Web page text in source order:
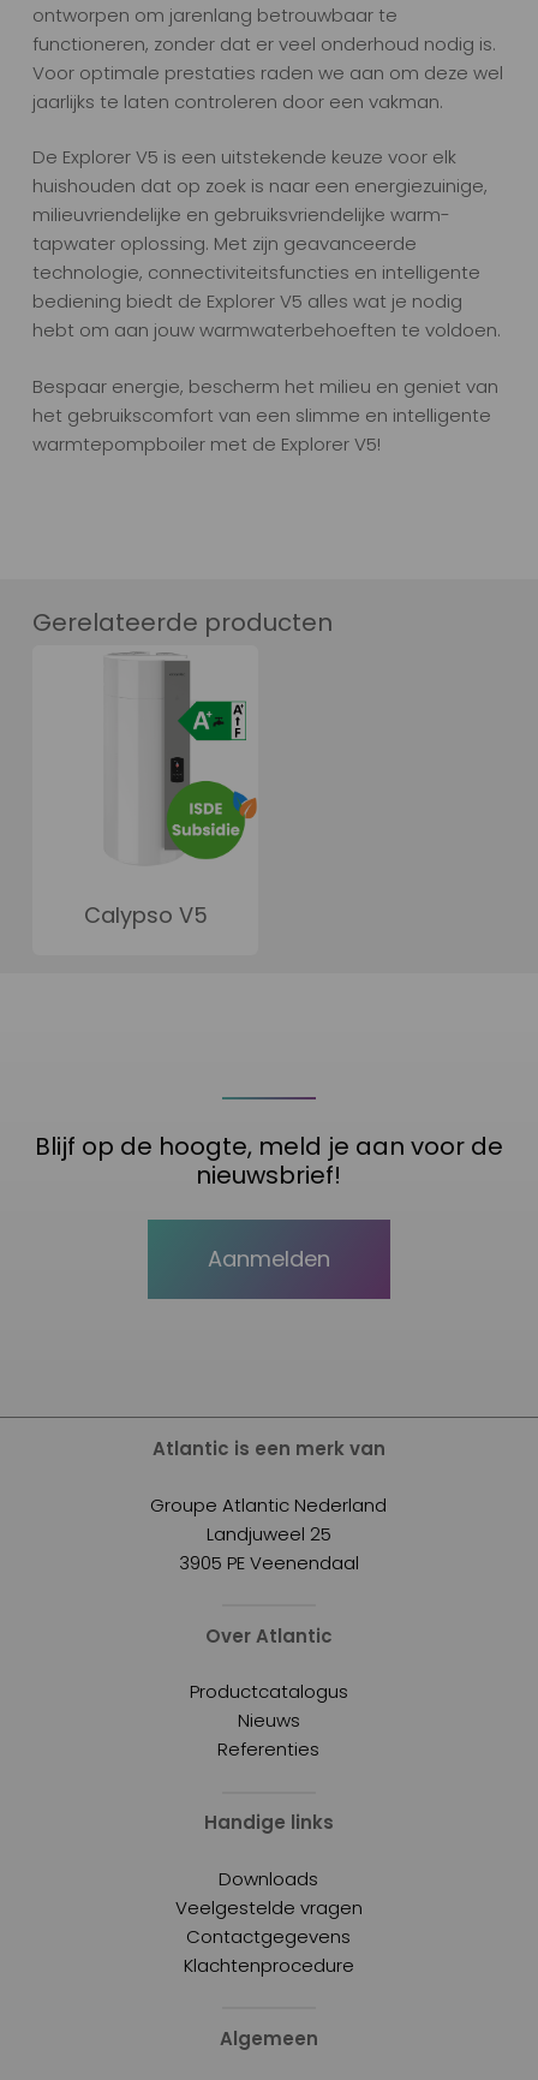
ontworpen om jarenlang betrouwbaar te
functioneren, zonder dat er veel onderhoud nodig is.
Voor optimale prestaties raden we aan om deze wel
jaarlijks te laten controleren door een vakman.
De Explorer V5 is een uitstekende keuze voor elk
huishouden dat op zoek is naar een energiezuinige,
milieuvriendelijke en gebruiksvriendelijke warm-
tapwater oplossing. Met zijn geavanceerde
technologie, connectiviteitsfuncties en intelligente
bediening biedt de Explorer V5 alles wat je nodig
hebt om aan jouw warmwaterbehoeften te voldoen.
Bespaar energie, bescherm het milieu en geniet van
het gebruikscomfort van een slimme en intelligente
warmtepompboiler met de Explorer V5!
Gerelateerde producten
Calypso V5
Blijf op de hoogte, meld je aan voor de
nieuwsbrief!
Aanmelden
Atlantic is een merk van
Groupe Atlantic Nederland
Landjuweel 25
3905 PE Veenendaal
Over Atlantic
Productcatalogus
Nieuws
Referenties
Handige links
Downloads
Veelgestelde vragen
Contactgegevens
Klachtenprocedure
Algemeen